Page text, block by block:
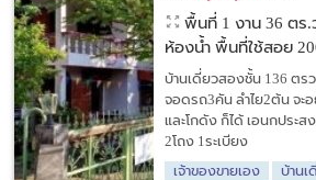
พื้นที่ 1 งาน 36 ตร.
ห้องน้ำ พื้นที่ใช้สอย
บ้านเดี่ยวสองชั้น 136 ตร
จอดรถ3คัน ลำไย2ต้น จ
และโกดัง ก็ได้ เอนกประ
2โถง 1ระเบียง
เจ้าของขายเอง
บ้านเ